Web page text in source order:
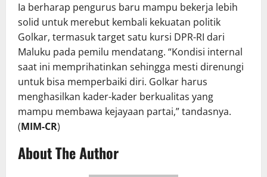
Ia berharap pengurus baru mampu bekerja lebih
solid untuk merebut kembali kekuatan politik
Golkar, termasuk target satu kursi DPR-RI dari
Maluku pada pemilu mendatang. “Kondisi internal
saat ini memprihatinkan sehingga mesti direnungi
untuk bisa memperbaiki diri. Golkar harus
menghasilkan kader-kader berkualitas yang
mampu membawa kejayaan partai,” tandasnya.
(MIM-CR)
About The Author